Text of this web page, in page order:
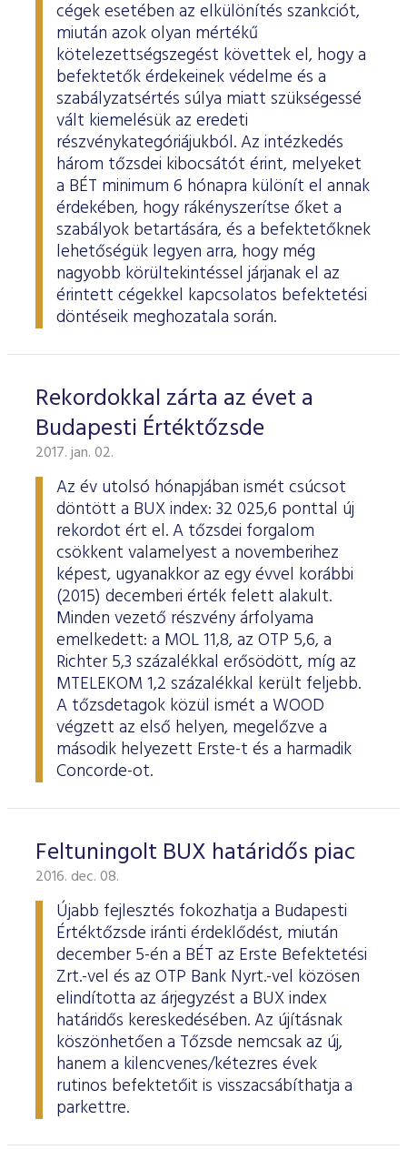
cégek esetében az elkülönítés szankciót,
miután azok olyan mértékű
kötelezettségszegést követtek el, hogy a
befektetők érdekeinek védelme és a
szabályzatsértés súlya miatt szükségessé
vált kiemelésük az eredeti
részvénykategóriájukból. Az intézkedés
három tőzsdei kibocsátót érint, melyeket
a BÉT minimum 6 hónapra különít el annak
érdekében, hogy rákényszerítse őket a
szabályok betartására, és a befektetőknek
lehetőségük legyen arra, hogy még
nagyobb körültekintéssel járjanak el az
érintett cégekkel kapcsolatos befektetési
döntéseik meghozatala során.
Rekordokkal zárta az évet a
Budapesti Értéktőzsde
2017. jan. 02.
Az év utolsó hónapjában ismét csúcsot
döntött a BUX index: 32 025,6 ponttal új
rekordot ért el. A tőzsdei forgalom
csökkent valamelyest a novemberihez
képest, ugyanakkor az egy évvel korábbi
(2015) decemberi érték felett alakult.
Minden vezető részvény árfolyama
emelkedett: a MOL 11,8, az OTP 5,6, a
Richter 5,3 százalékkal erősödött, míg az
MTELEKOM 1,2 százalékkal került feljebb.
A tőzsdetagok közül ismét a WOOD
végzett az első helyen, megelőzve a
második helyezett Erste-t és a harmadik
Concorde-ot.
Feltuningolt BUX határidős piac
2016. dec. 08.
Újabb fejlesztés fokozhatja a Budapesti
Értéktőzsde iránti érdeklődést, miután
december 5-én a BÉT az Erste Befektetési
Zrt.-vel és az OTP Bank Nyrt.-vel közösen
elindította az árjegyzést a BUX index
határidős kereskedésében. Az újításnak
köszönhetően a Tőzsde nemcsak az új,
hanem a kilencvenes/kétezres évek
rutinos befektetőit is visszacsábíthatja a
parkettre.